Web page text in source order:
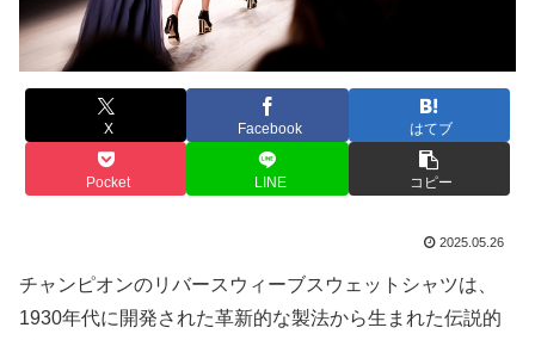
X Facebook はてブ
Pocket LINE コピー
2025.05.26
チャンピオンのリバースウィーブスウェットシャツは、
1930年代に開発された革新的な製法から生まれた伝説的